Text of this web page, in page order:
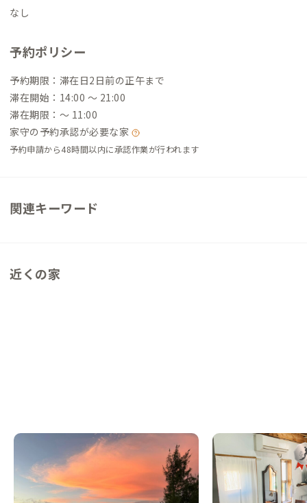
なし
予約ポリシー
予約期限：滞在日2日前の正午まで
滞在開始：14:00 〜 21:00
滞在期限：〜 11:00
家守の予約承認が必要な家
予約申請から48時間以内に承認作業が行われます
関連キーワード
近くの家
沖縄平安座A邸
沖縄県 戸建て
【まるっと貸切専用】海中道路を越えて向か
う離島集落の暮らし
沖縄恩納村B邸
沖縄県 ホテル/旅館
【海まで徒歩5分】
ンション